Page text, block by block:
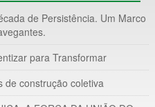
de Persistência. Um Marco
para Transformar
de construção coletiva